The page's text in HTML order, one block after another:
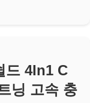
드 4In1 C
닝 고속 충